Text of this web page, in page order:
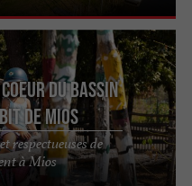
du Bassin
de Mios
respectueuses de
à Mios